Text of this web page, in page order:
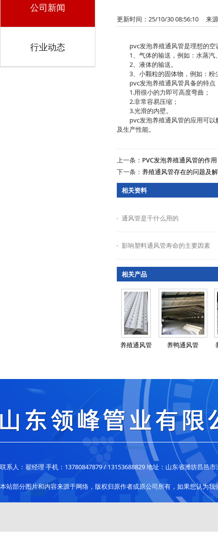
公司新闻
行业动态
更新时间：25/10/30 08:56:10 来
pvc发泡养殖通风管是理想的空
1、气体的输送，例如：水蒸汽
2、液体的输送。
3、小颗粒的固体物，例如：粉
pvc发泡养殖通风管具备的特点
1.用很小的力即可高度弯曲；
2.非常容易压缩；
3.光滑的内壁。
pvc发泡养殖通风管的应用可以
及生产性能。
上一条： PVC发泡养殖通风管的作用
下一条： 养殖通风管存在的问题及
相关资料
通风管是干什么用的
影响塑料通风管寿命的主要因素
相关产品
养殖通风管 养鸭通风管
联系人：翟经理 手机：13780847879 / 13153688829 地址：山东省潍坊昌邑
本站部分图片和内容来源于网络，版权归原作者或原公司所有，如果您认为